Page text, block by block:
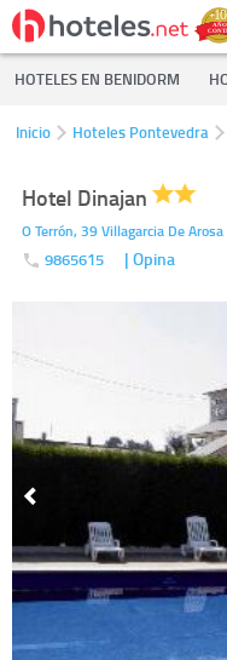
HOTELES EN BENIDORM
Inicio Hoteles Pontevedra
Hotel Dinajan
O Terrón, 39Villagarcia De Arosa
9865615 | Opina